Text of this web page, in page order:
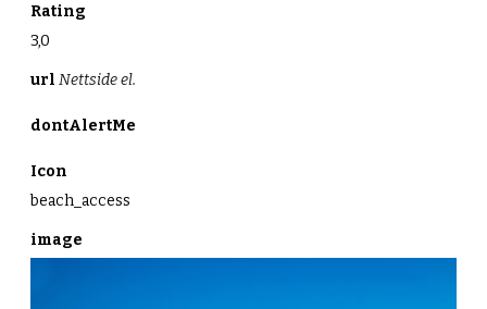
Rating
3,0
urlNettside el.
dontAlertMe
Icon
beach_access
image